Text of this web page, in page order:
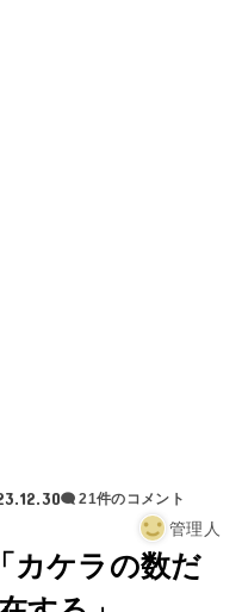
21件のコメント
管理人
カケラの数だ